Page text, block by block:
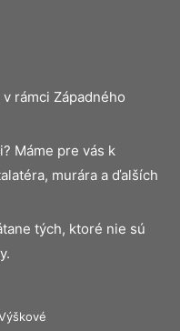
rámci Západného
Máme pre vás k
murára a ďalších
tých, ktoré nie sú